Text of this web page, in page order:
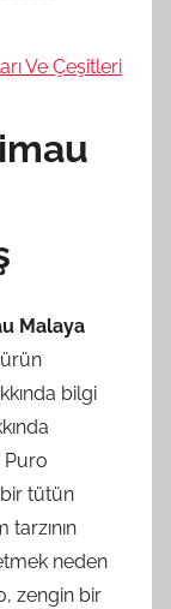
Ve Çeşitleri
Malaya
bilgi
Puro
tütün
neden
zengin bir